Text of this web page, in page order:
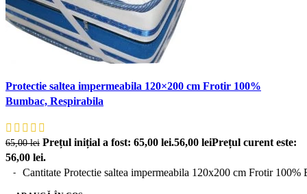
Protectie saltea impermeabila 120×200 cm Frotir 100%
Bumbac, Respirabila
65,00lei Prețul inițial a fost: 65,00 lei.56,00 leiPrețul curent este:
56,00 lei.
Cantitate Protectie saltea impermeabila 120x200 cm Frotir 100%